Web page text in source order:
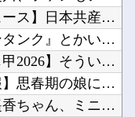
【ニュース】日本共産党の街宣車、ほんと碌でもないな他
『ガンタンク』とかいう謎のモビルスーツ他
【にじ甲2026】そういや前から謎に思ってたんやがなんでマドロックなんてアナウンス入ってた...
【悲報】思春期の娘に「キモッ」と言われたお父さん、グレる他
賀喜遥香ちゃん、ミニカズーで最駆けを演奏ｗ【乃木坂46】他